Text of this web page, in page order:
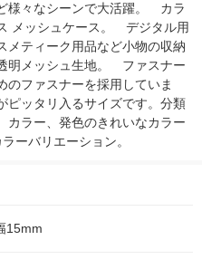
様々なシーンで大活躍。　カラ
メッシュケース。　デジタル用
メティーク用品など小物の収納
明メッシュ生地。　ファスナー
のファスナーを採用していま
ピッタリ入るサイズです。分類
カラー、発色のきれいなカラー
ーバリエーション。
15mm